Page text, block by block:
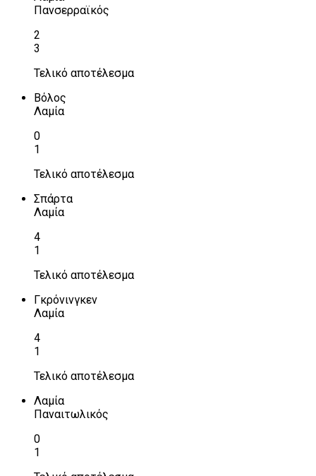
Πανσερραϊκός
2
3
Τελικό αποτέλεσμα
Βόλος
Λαμία
0
1
Τελικό αποτέλεσμα
Σπάρτα
Λαμία
4
1
Τελικό αποτέλεσμα
Γκρόνινγκεν
Λαμία
4
1
Τελικό αποτέλεσμα
Λαμία
Παναιτωλικός
0
1